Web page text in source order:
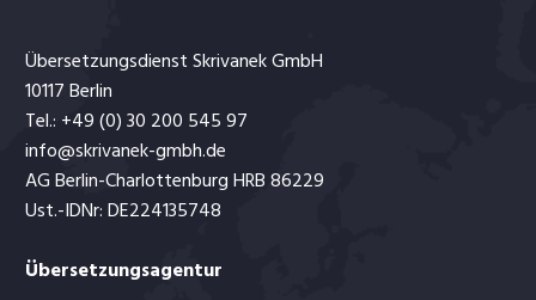
Übersetzungsdienst Skrivanek GmbH
10117 Berlin
Tel.: +49 (0) 30 200 545 97
info@skrivanek-gmbh.de
AG Berlin-Charlottenburg HRB 86229
Ust.-IDNr: DE224135748
Übersetzungsagentur